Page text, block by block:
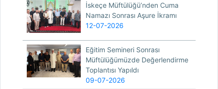
İskeçe Müftülüğü’nden Cuma
Namazı Sonrası Aşure İkramı
12-07-2026
Eğitim Semineri Sonrası
Müftülüğümüzde Değerlendirme
Toplantısı Yapıldı
09-07-2026